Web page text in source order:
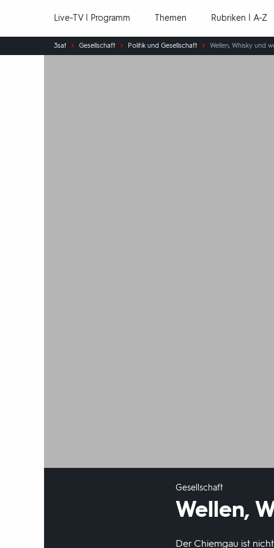
Live-TV | Programm Themen Rubriken | A-Z
Sie
sind
3sat Gesellschaft Politik und Gesellschaft Wellen, Whisky und
Gesellschaft
Wellen,
Der Chiemgau ist